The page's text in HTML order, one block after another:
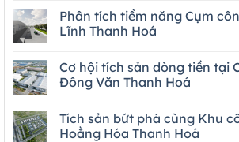
Phân tích tiềm năng Cụm
Lĩnh Thanh Hoá
Cơ hội tích sản dòng tiền tại
Đông Văn Thanh Hoá
Tích sản bứt phá cùng Khu
Hoằng Hóa Thanh Hoá